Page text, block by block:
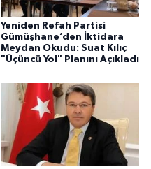
Yeniden Refah Partisi
Gümüşhane’den İktidara
Meydan Okudu: Suat Kılıç
"Üçüncü Yol" Planını Açıkladı